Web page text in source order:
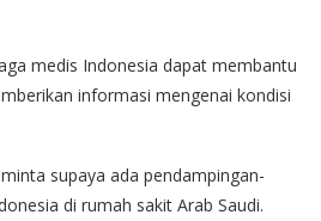
medis Indonesia dapat membantu
informasi mengenai kondisi
supaya ada pendampingan-
di rumah sakit Arab Saudi.